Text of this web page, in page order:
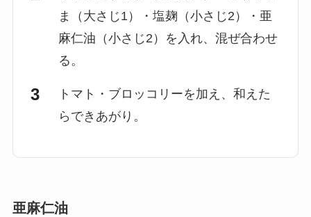
ま（大さじ1）・塩麹（小さじ2）・亜
麻仁油（小さじ2）を入れ、混ぜ合わせ
る。
トマト・ブロッコリーを加え、和えた
らできあがり。
亜麻仁油